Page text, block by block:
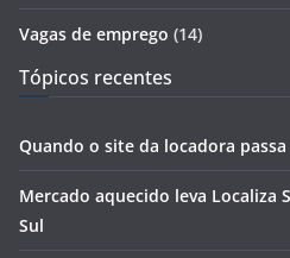
Vagas de emprego (14)
Tópicos recentes
Quando o site da locadora
Mercado aquecido leva Localiza
Sul